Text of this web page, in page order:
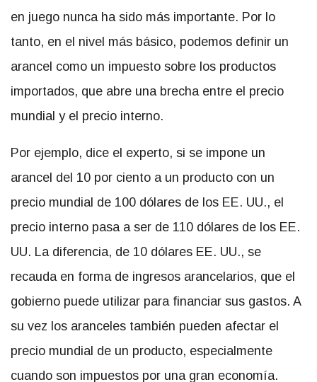
en juego nunca ha sido más importante. Por lo
tanto, en el nivel más básico, podemos definir un
arancel como un impuesto sobre los productos
importados, que abre una brecha entre el precio
mundial y el precio interno.
Por ejemplo, dice el experto, si se impone un
arancel del 10 por ciento a un producto con un
precio mundial de 100 dólares de los EE. UU., el
precio interno pasa a ser de 110 dólares de los EE.
UU. La diferencia, de 10 dólares EE. UU., se
recauda en forma de ingresos arancelarios, que el
gobierno puede utilizar para financiar sus gastos. A
su vez los aranceles también pueden afectar el
precio mundial de un producto, especialmente
cuando son impuestos por una gran economía.